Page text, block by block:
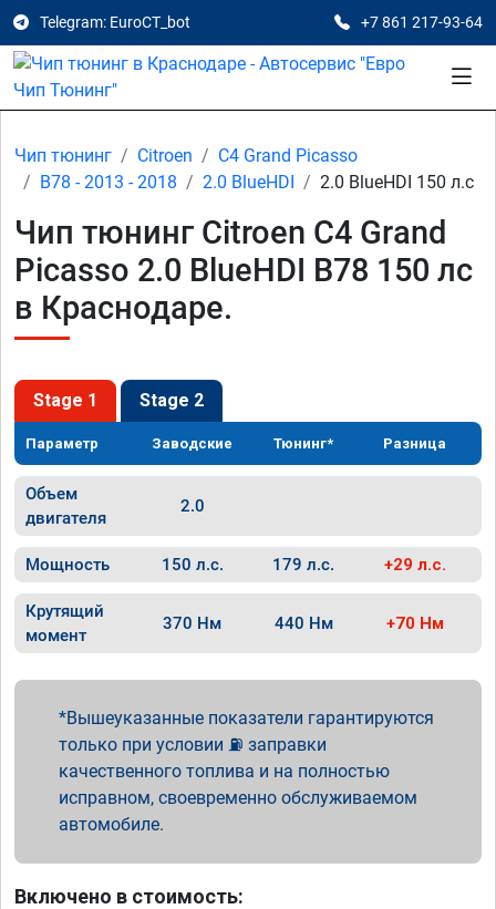
Telegram: EuroCT_bot +7 861 217-93-64
Чип тюнинг Citroen
C4 Grand Picasso
B78 - 2013 - 2018
2.0 BlueHDI 2.0 BlueHDI 150 л.с
Чип тюнинг Citroen C4 Grand
Picasso 2.0 BlueHDI B78 150 лс
в Краснодаре.
Stage 1 Stage 2
Параметр Заводские Тюнинг* Разница
Объем
двигателя
2.0
Мощность 150 л.с. 179 л.с. +29 л.с.
Крутящий
момент
370 Нм 440 Нм +70 Нм
Вышеуказанные показатели гарантируются
только при условии ⛽ заправки
качественного топлива и на полностью
исправном, своевременно обслуживаемом
автомобиле.
Включено в стоимость: